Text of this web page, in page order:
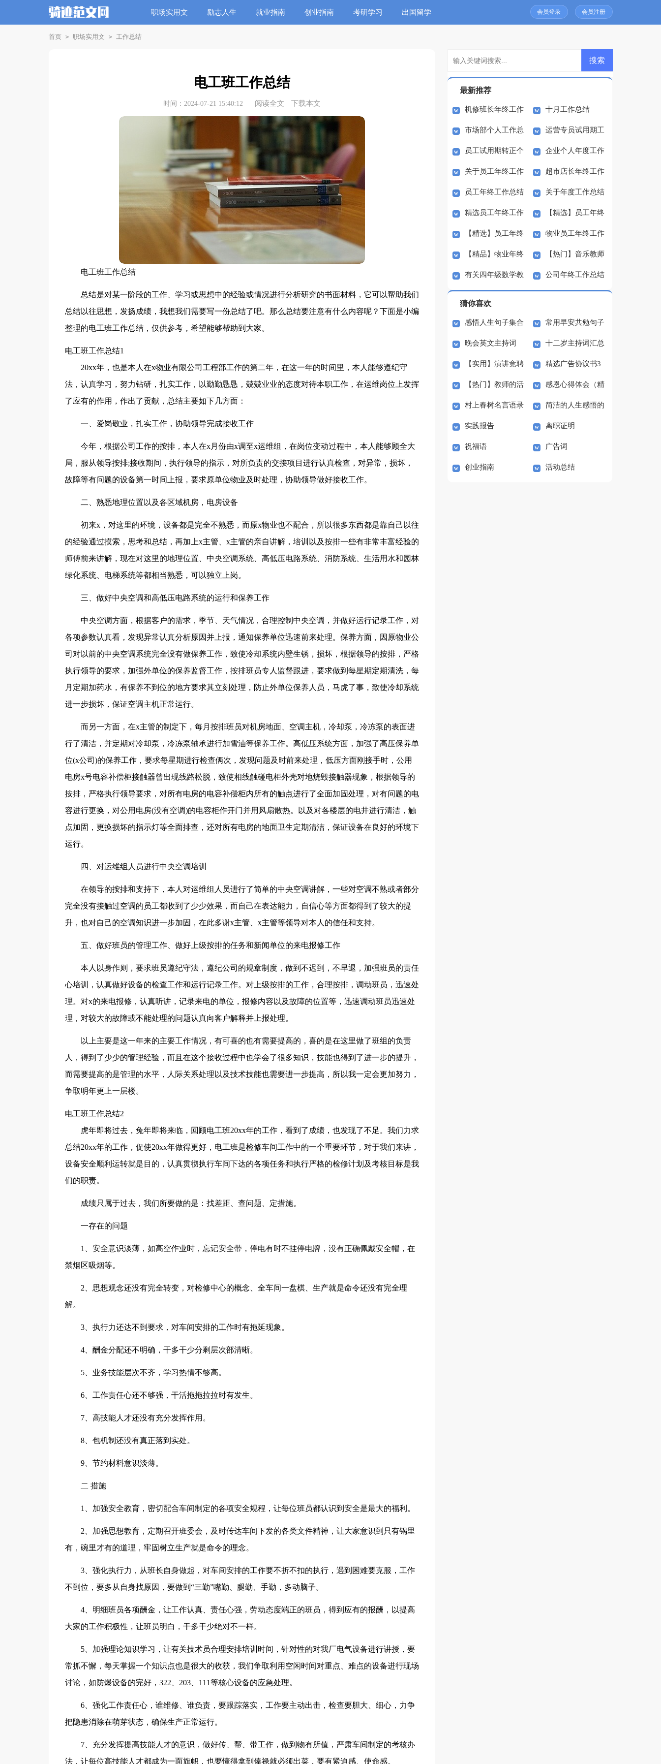
职场实用文 励志人生 就业指南 创业指南 考研学习 出国留学 会员登录 会员注册
首页 > 职场实用文 > 工作总结
电工班工作总结
时间：2024-07-21 15:40:12 阅读全文 下载本文
电工班工作总结
总结是对某一阶段的工作、学习或思想中的经验或情况进行分析研究的书面材料，它可以帮助我们
总结以往思想，发扬成绩，我想我们需要写一份总结了吧。那么总结要注意有什么内容呢？下面是小编
整理的电工班工作总结，仅供参考，希望能够帮助到大家。
电工班工作总结1
20xx年，也是本人在x物业有限公司工程部工作的第二年，在这一年的时间里，本人能够遵纪守
法，认真学习，努力钻研，扎实工作，以勤勤恳恳，兢兢业业的态度对待本职工作，在运维岗位上发挥
了应有的作用，作出了贡献，总结主要如下几方面：
一、爱岗敬业，扎实工作，协助领导完成接收工作
今年，根据公司工作的按排，本人在x月份由x调至x运维组，在岗位变动过程中，本人能够顾全大
局，服从领导按排;接收期间，执行领导的指示，对所负责的交接项目进行认真检查，对异常，损坏，
故障等有问题的设备第一时间上报，要求原单位物业及时处理，协助领导做好接收工作。
二、熟悉地理位置以及各区域机房，电房设备
初来x，对这里的环境，设备都是完全不熟悉，而原x物业也不配合，所以很多东西都是靠自己以往
的经验通过摸索，思考和总结，再加上x主管、x主管的亲自讲解，培训以及按排一些有非常丰富经验的
师傅前来讲解，现在对这里的地理位置、中央空调系统、高低压电路系统、消防系统、生活用水和园林
绿化系统、电梯系统等都相当熟悉，可以独立上岗。
三、做好中央空调和高低压电路系统的运行和保养工作
中央空调方面，根据客户的需求，季节、天气情况，合理控制中央空调，并做好运行记录工作，对
各项参数认真看，发现异常认真分析原因并上报，通知保养单位迅速前来处理。保养方面，因原物业公
司对以前的中央空调系统完全没有做保养工作，致使冷却系统内壁生锈，损坏，根据领导的按排，严格
执行领导的要求，加强外单位的保养监督工作，按排班员专人监督跟进，要求做到每星期定期清洗，每
月定期加药水，有保养不到位的地方要求其立刻处理，防止外单位保养人员，马虎了事，致使冷却系统
进一步损坏，保证空调主机正常运行。
而另一方面，在x主管的制定下，每月按排班员对机房地面、空调主机，冷却泵，冷冻泵的表面进
行了清洁，并定期对冷却泵，冷冻泵轴承进行加雪油等保养工作。高低压系统方面，加强了高压保养单
位(x公司)的保养工作，要求每星期进行检查俩次，发现问题及时前来处理，低压方面刚接手时，公用
电房x号电容补偿柜接触器曾出现线路松脱，致使相线触碰电柜外壳对地烧毁接触器现象，根据领导的
按排，严格执行领导要求，对所有电房的电容补偿柜内所有的触点进行了全面加固处理，对有问题的电
容进行更换，对公用电房(没有空调)的电容柜作开门并用风扇散热。以及对各楼层的电井进行清洁，触
点加固，更换损坏的指示灯等全面排查，还对所有电房的地面卫生定期清洁，保证设备在良好的环境下
运行。
四、对运维组人员进行中央空调培训
在领导的按排和支持下，本人对运维组人员进行了简单的中央空调讲解，一些对空调不熟或者部分
完全没有接触过空调的员工都收到了少少效果，而自己在表达能力，自信心等方面都得到了较大的提
升，也对自己的空调知识进一步加固，在此多谢x主管、x主管等领导对本人的信任和支持。
五、做好班员的管理工作、做好上级按排的任务和新闻单位的来电报修工作
本人以身作则，要求班员遵纪守法，遵纪公司的规章制度，做到不迟到，不早退，加强班员的责任
心培训，认真做好设备的检查工作和运行记录工作。对上级按排的工作，合理按排，调动班员，迅速处
理。对x的来电报修，认真听讲，记录来电的单位，报修内容以及故障的位置等，迅速调动班员迅速处
理，对较大的故障或不能处理的问题认真向客户解释并上报处理。
以上主要是这一年来的主要工作情况，有可喜的也有需要提高的，喜的是在这里做了班组的负责
人，得到了少少的管理经验，而且在这个接收过程中也学会了很多知识，技能也得到了进一步的提升，
而需要提高的是管理的水平，人际关系处理以及技术技能也需要进一步提高，所以我一定会更加努力，
争取明年更上一层楼。
电工班工作总结2
虎年即将过去，兔年即将来临，回顾电工班20xx年的工作，看到了成绩，也发现了不足。我们力求
总结20xx年的工作，促使20xx年做得更好，电工班是检修车间工作中的一个重要环节，对于我们来讲，
设备安全顺利运转就是目的，认真贯彻执行车间下达的各项任务和执行严格的检修计划及考核目标是我
们的职责。
成绩只属于过去，我们所要做的是：找差距、查问题、定措施。
一存在的问题
1、安全意识淡薄，如高空作业时，忘记安全带，停电有时不挂停电牌，没有正确佩戴安全帽，在
禁烟区吸烟等。
2、思想观念还没有完全转变，对检修中心的概念、全车间一盘棋、生产就是命令还没有完全理
解。
3、执行力还达不到要求，对车间安排的工作时有拖延现象。
4、酬金分配还不明确，干多干少分剩层次部清晰。
5、业务技能层次不齐，学习热情不够高。
6、工作责任心还不够强，干活拖拖拉拉时有发生。
7、高技能人才还没有充分发挥作用。
8、包机制还没有真正落到实处。
9、节约材料意识淡薄。
二 措施
1、加强安全教育，密切配合车间制定的各项安全规程，让每位班员都认识到安全是最大的福利。
2、加强思想教育，定期召开班委会，及时传达车间下发的各类文件精神，让大家意识到只有锅里
有，碗里才有的道理，牢固树立生产就是命令的理念。
3、强化执行力，从班长自身做起，对车间安排的工作要不折不扣的执行，遇到困难要克服，工作
不到位，要多从自身找原因，要做到“三勤”嘴勤、腿勤、手勤，多动脑子。
4、明细班员各项酬金，让工作认真、责任心强，劳动态度端正的班员，得到应有的报酬，以提高
大家的工作积极性，让班员明白，干多干少绝对不一样。
5、加强理论知识学习，让有关技术员合理安排培训时间，针对性的对我厂电气设备进行讲授，要
常抓不懈，每天掌握一个知识点也是很大的收获，我们争取利用空闲时间对重点、难点的设备进行现场
讨论，如防爆设备的完好，322、203、111等核心设备的应急处理。
6、强化工作责任心，谁维修、谁负责，要跟踪落实，工作要主动出击，检查要胆大、细心，力争
把隐患消除在萌芽状态，确保生产正常运行。
7、充分发挥提高技能人才的意识，做好传、帮、带工作，做到物有所值，严肃车间制定的考核办
法，让每位高技能人才都成为一面旗帜，也要懂得拿到俸禄就必须出菜，要有紧迫感、使命感。
最新推荐
机修班长年终工作
总结
十月工作总结
市场部个人工作总
结
运营专员试用期工
作总结
员工试用期转正个
人工作总结
企业个人年度工作
总结
关于员工年终工作
总结汇总九篇
超市店长年终工作
总结
员工年终工作总结 关于年度工作总结
范文汇编八篇
精选员工年终工作
总结模板集合六篇
【精选】员工年终
工作总结3篇
【精选】员工年终
工作总结三篇
物业员工年终工作
总结
【精品】物业年终
工作总结10篇
【热门】音乐教师
的工作总结3篇
有关四年级数学教 公司年终工作总结
猜你喜欢
感悟人生句子集合
50句
常用早安共勉句子
语录27句
晚会英文主持词 十二岁主持词汇总
5篇
【实用】演讲竞聘
演讲稿模板集合九篇
精选广告协议书3
篇
【热门】教师的活
动总结汇编7篇
感恩心得体会（精
选23篇）
村上春树名言语录 简洁的人生感悟的
句子锦集30句
实践报告 离职证明
祝福语 广告词
创业指南 活动总结